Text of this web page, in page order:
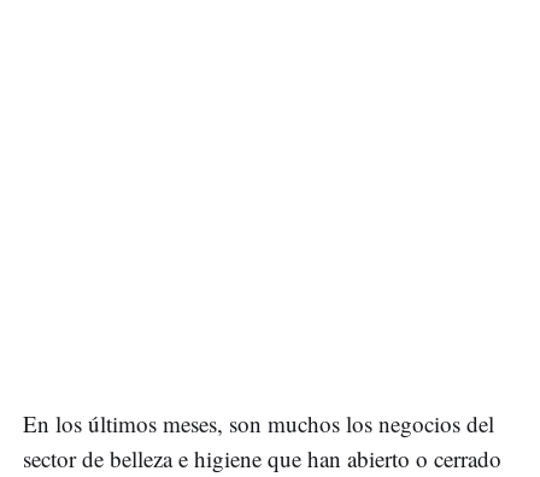
En los últimos meses, son muchos los negocios del
sector de belleza e higiene que han abierto o cerrado